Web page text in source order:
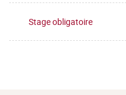
Stage obligatoire